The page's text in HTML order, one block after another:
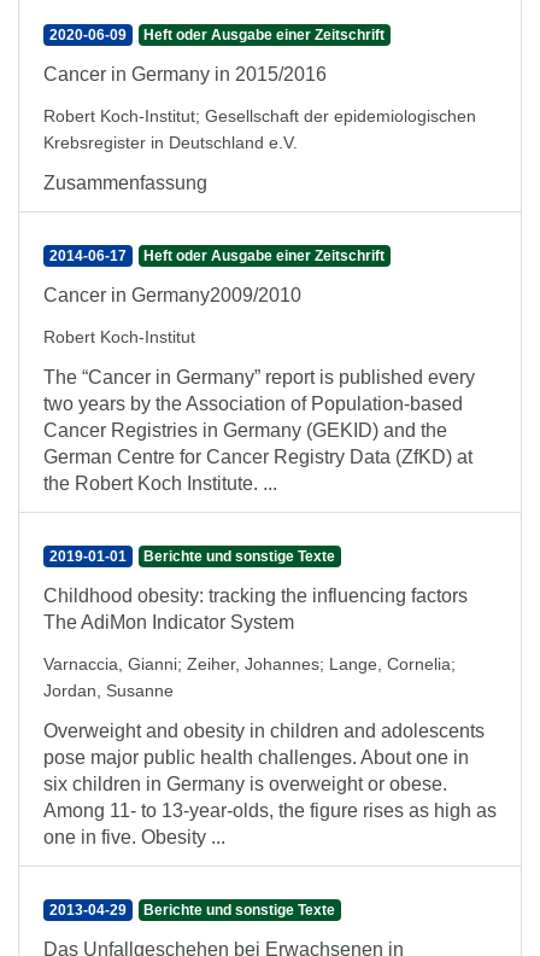
2020-06-09 Heft oder Ausgabe einer Zeitschrift
Cancer in Germany in 2015/2016
Robert Koch-Institut; Gesellschaft der epidemiologischen
Krebsregister in Deutschland e.V.
Zusammenfassung
2014-06-17 Heft oder Ausgabe einer Zeitschrift
Cancer in Germany2009/2010
Robert Koch-Institut
The “Cancer in Germany” report is published every
two years by the Association of Population-based
Cancer Registries in Germany (GEKID) and the
German Centre for Cancer Registry Data (ZfKD) at
the Robert Koch Institute. ...
2019-01-01 Berichte und sonstige Texte
Childhood obesity: tracking the influencing factors
The AdiMon Indicator System
Varnaccia, Gianni; Zeiher, Johannes; Lange, Cornelia;
Jordan, Susanne
Overweight and obesity in children and adolescents
pose major public health challenges. About one in
six children in Germany is overweight or obese.
Among 11- to 13-year-olds, the figure rises as high as
one in five. Obesity ...
2013-04-29 Berichte und sonstige Texte
Das Unfallgeschehen bei Erwachsenen in